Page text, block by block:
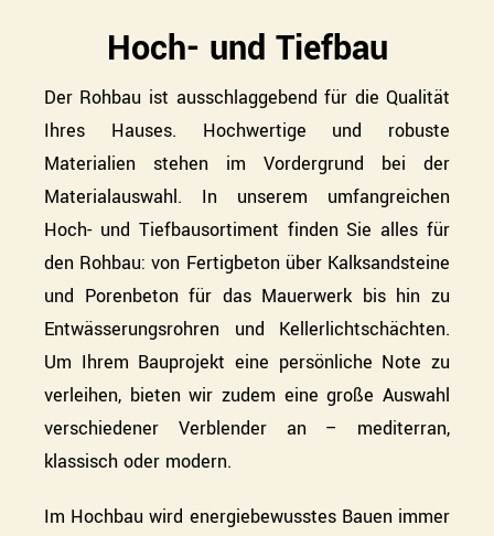
WERKSTATT
SERVICE
SUCHE
NACH:
Hoch- und Tiefbau
Der Rohbau ist ausschlaggebend für die Qualität
Ihres Hauses. Hochwertige und robuste
Materialien stehen im Vordergrund bei der
Materialauswahl. In unserem umfangreichen
Hoch- und Tiefbausortiment finden Sie alles für
den Rohbau: von Fertigbeton über Kalksandsteine
und Porenbeton für das Mauerwerk bis hin zu
Entwässerungsrohren und Kellerlichtschächten.
Um Ihrem Bauprojekt eine persönliche Note zu
verleihen, bieten wir zudem eine große Auswahl
verschiedener Verblender an – mediterran,
klassisch oder modern.
Im Hochbau wird energiebewusstes Bauen immer